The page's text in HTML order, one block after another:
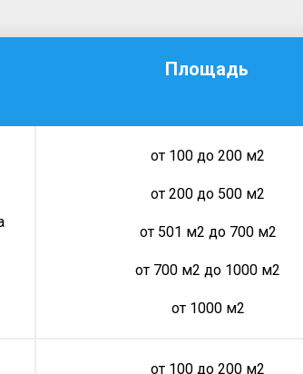
Площадь
от 100 до 200 м2
от 200 до 500 м2
от 501 м2 до 700 м2
от 700 м2 до 1000 м2
от 1000 м2
от 100 до 200 м2